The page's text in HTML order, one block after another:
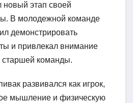
новый этап своей
В молодежной команде
демонстрировать
и привлекал внимание
старшей команды.
развивался как игрок,
мышление и физическую